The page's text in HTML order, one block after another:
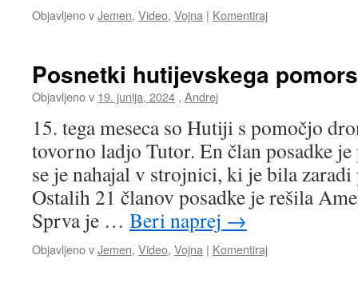
Objavljeno vJemen, Video, Vojna | Komentiraj
Posnetki hutijevskega
Objavljeno v 19. junija, 2024 , Andrej
15. tega meseca so Hutiji s pomočjo
tovorno ladjo Tutor. En član posadke
se je nahajal v strojnici, ki je bila
Ostalih 21 članov posadke je rešila
Sprva je … Beri naprej →
Objavljeno vJemen, Video, Vojna | Komentiraj